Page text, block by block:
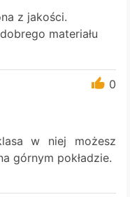
z jakości.
materiału
0
w niej możesz
górnym pokładzie.